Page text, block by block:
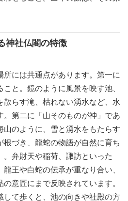
神社仏閣の特徴
所には共通点があります。第一に
こと。鏡のように風景を映す池、
散らす滝、枯れない湧水など、水
。第二に「山そのものが神」であ
山のように、雪と湧水をもたらす
根づき、龍蛇の物語が自然に育ち
。弁財天や稲荷、諏訪といった
王や白蛇の伝承が重なり合い、
意匠にまで反映されています。
して歩くと、池の向きや社殿の方